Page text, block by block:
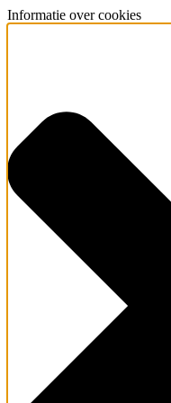
Informatie over cookies